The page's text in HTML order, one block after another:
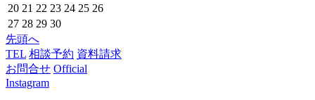
20 21 22 23 24 25 26
27 28 29 30
先頭へ
TEL 相談予約 資料請求
お問合せ Official
Instagram